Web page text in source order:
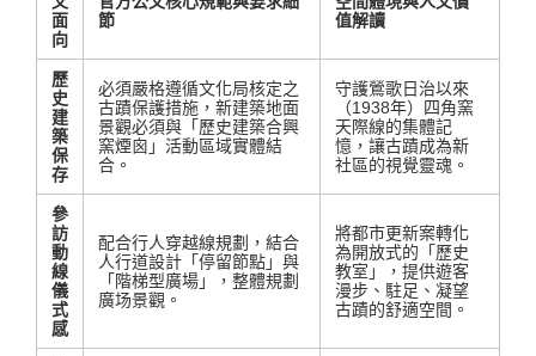
面
向
節
值解讀
歷
史
建
築
保
存
必須嚴格遵循文化局核定之
古蹟保護措施，新建築地面
景觀必須與「歷史建築合興
窯煙囪」活動區域實體結
合 。
守護鶯歌日治以來
（1938年）四角窯
天際線的集體記
憶，讓古蹟成為新
社區的視覺靈魂 。
參
訪
動
線
儀
式
感
配合行人穿越線規劃，結合
人行道設計「停留節點」與
「階梯型廣場」，整體規劃
廣场景觀 。
將都市更新案轉化
為開放式的「歷史
教室」，提供遊客
漫步、駐足、凝望
古蹟的舒適空間 。